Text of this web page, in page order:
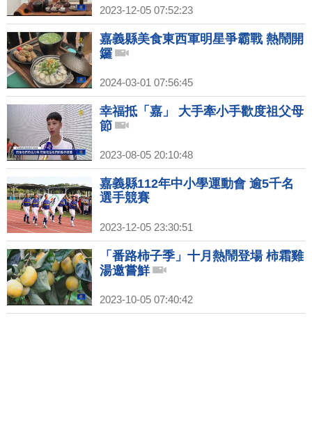
2023-12-05 07:52:23
嘉義縣美食東西軍明星爭霸戰 熱鬧開
鑼
2024-03-01 07:56:45
幸福抵「嘉」 大手牽小手歡度祖父母
節
2023-08-05 20:10:48
嘉義縣112年中小學運動會 逾5千名
選手競賽
2023-12-05 23:30:51
「番路柿子季」十月熱鬧登場 柿霜雞
湯邀嘗鮮
2023-10-05 07:40:42